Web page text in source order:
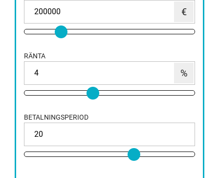
RÄNTA
BETALNINGSPERIOD